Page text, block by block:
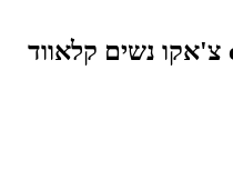
chaco women's z/cloud צ'אקו נשים קלאווד